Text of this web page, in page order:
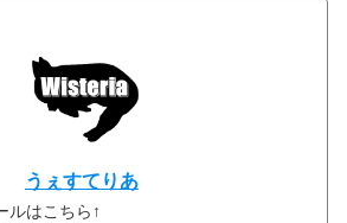
うぇすてりあ
ルはこちら↑